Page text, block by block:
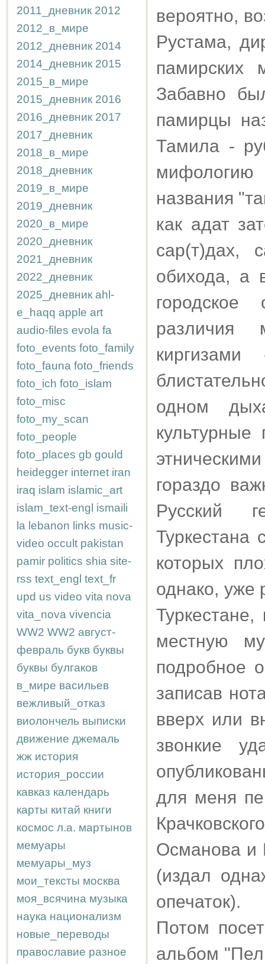
2011_дневник 2012
2012_в_мире
2012_дневник 2014
2014_дневник 2015
2015_в_мире
2015_дневник 2016
2016_дневник 2017
2017_дневник
2018_в_мире
2018_дневник
2019_в_мире
2019_дневник
2020_в_мире
2020_дневник
2021_дневник
2022_дневник
2025_дневник ahl-
e_haqq apple art
audio-files evola fa
foto_events foto_family
foto_fauna foto_friends
foto_ich foto_islam
foto_misc
foto_my_scan
foto_people
foto_places gb gould
heidegger internet iran
iraq islam islamic_art
islam_text-engl ismaili
la lebanon links music-
video occult pakistan
pamir politics shia site-
rss text_engl text_fr
upd us video vita nova
vita_nova vivencia
WW2 WW2 август-
февраль букв буквы
буквы булгаков
в_мире васильев
вежливый_отказ
виолончель выписки
движение джемаль
жж история
история_россии
кавказ календарь
карты китай книги
космос л.а. мартынов
мемуары
мемуары_муз
мои_тексты москва
моя_всячина музыка
наука национализм
новые_переводы
православие разное
вероятно,
Рустама,
памирских
Забавно
памирцы
Тамила -
мифологию
названия
как адат
сар(т)дах,
обихода, а
различия
одном
гораздо
Русский
Туркестана
которых
однако, уже
местную
подробное
записав
вверх или
звонкие
для меня
Османова и
(издал
опечаток).
Потом
альбом